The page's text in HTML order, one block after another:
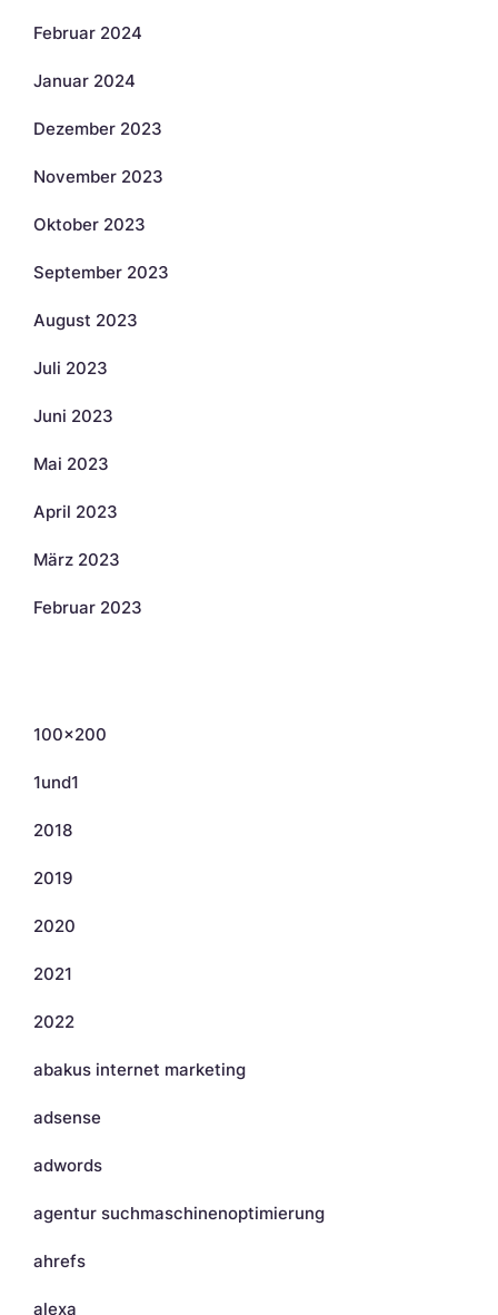
Februar 2024
Januar 2024
Dezember 2023
November 2023
Oktober 2023
September 2023
August 2023
Juli 2023
Juni 2023
Mai 2023
April 2023
März 2023
Februar 2023
100×200
1und1
2018
2019
2020
2021
2022
abakus internet marketing
adsense
adwords
agentur suchmaschinenoptimierung
ahrefs
alexa